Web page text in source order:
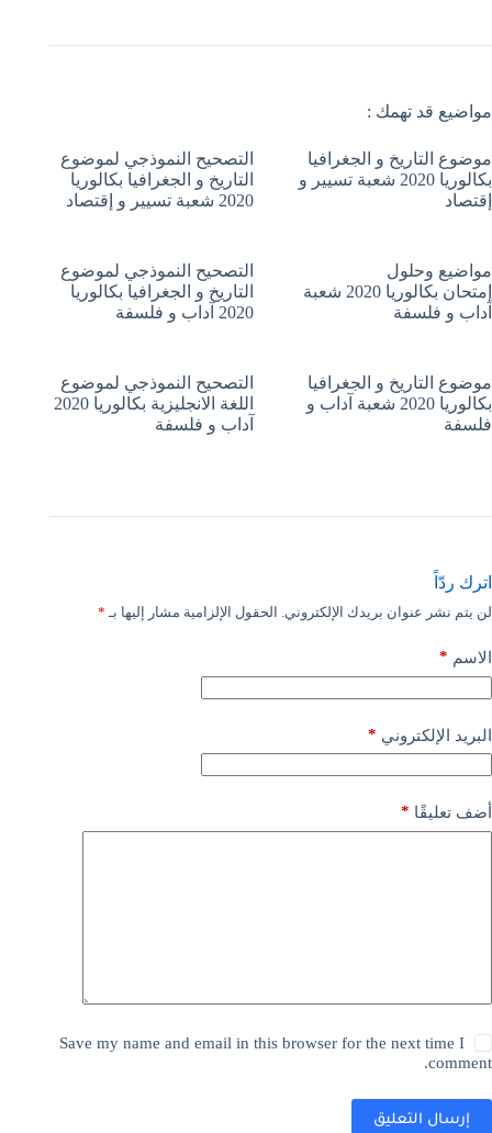
مواضيع قد تهمك :
موضوع التاريخ و الجغرافيا
بكالوريا 2020 شعبة تسيير و
إقتصاد
التصحيح النموذجي لموضوع
التاريخ و الجغرافيا بكالوريا
2020 شعبة تسيير و إقتصاد
مواضيع وحلول
إمتحان بكالوريا 2020 شعبة
آداب و فلسفة
التصحيح النموذجي لموضوع
التاريخ و الجغرافيا بكالوريا
2020 آداب و فلسفة
موضوع التاريخ و الجغرافيا
بكالوريا 2020 شعبة آداب و
فلسفة
التصحيح النموذجي لموضوع
اللغة الانجليزية بكالوريا 2020
آداب و فلسفة
اترك ردّاً
لن يتم نشر عنوان بريدك الإلكتروني. الحقول الإلزامية مشار إليها بـ *
الاسم *
البريد الإلكتروني *
أضف تعليقًا *
Save my name and email in this browser for the next time I
comment.
إرسال التعليق